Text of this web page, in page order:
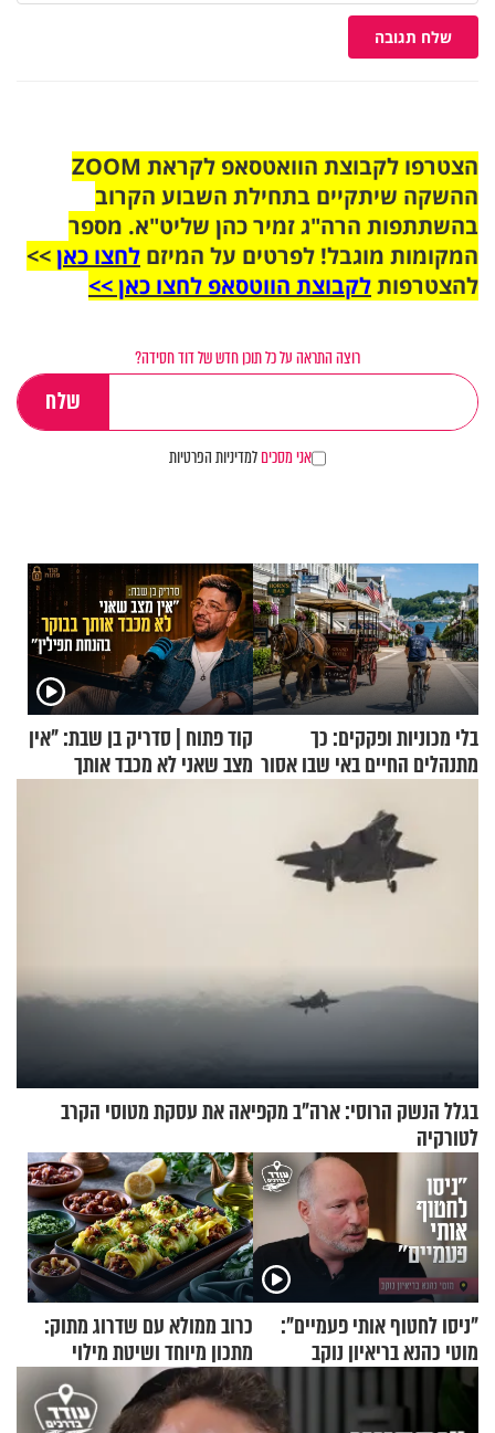
שלח תגובה
הצטרפו לקבוצת הוואטסאפ לקראת ZOOM
ההשקה שיתקיים בתחילת השבוע הקרוב
בהשתתפות הרה"ג זמיר כהן שליט"א. מספר
המקומות מוגבל! לפרטים על המיזם לחצו כאן>>
להצטרפותלקבוצת הווטסאפ לחצו כאן >>
רוצה התראה על כל תוכן חדש של דוד חסידה?
אני מסכיםלמדיניות הפרטיות
בלי מכוניות ופקקים: כך
מתנהלים החיים באי שבו אסור
קוד פתוח | סדריק בן שבת: "אין
מצב שאני לא מכבד אותך
בגלל הנשק הרוסי: ארה"ב מקפיאה את עסקת מטוסי הקרב
לטורקיה
"ניסו לחטוף אותי פעמיים":
מוטי כהנא בריאיון נוקב
כרוב ממולא עם שדרוג מתוק:
מתכון מיוחד ושיטת מילוי
שאתם חייבים לנסות